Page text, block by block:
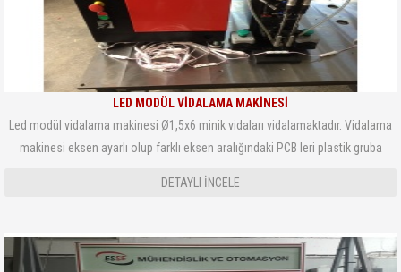
LED MODÜL VİDALAMA MAKİNESİ
Led modül vidalama makinesi Ø1,5x6 minik vidaları vidalamaktadır. Vidalama
makinesi eksen ayarlı olup farklı eksen aralığındaki PCB leri plastik gruba
DETAYLI INCELE